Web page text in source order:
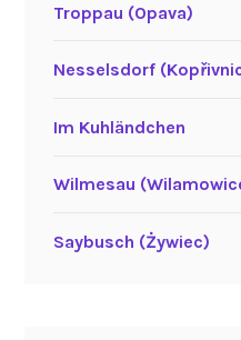
Troppau (Opava)
Nesselsdorf
Im Kuhländchen
Wilmesau
Saybusch (Żywiec)